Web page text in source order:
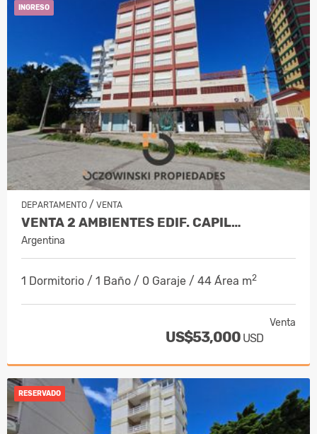
INGRESO
DEPARTAMENTO / VENTA
VENTA 2 AMBIENTES EDIF. CAPIL…
Argentina
1 Dormitorio / 1 Baño / 0 Garaje / 44 Área m2
Venta
US$53,000 USD
RESERVADO